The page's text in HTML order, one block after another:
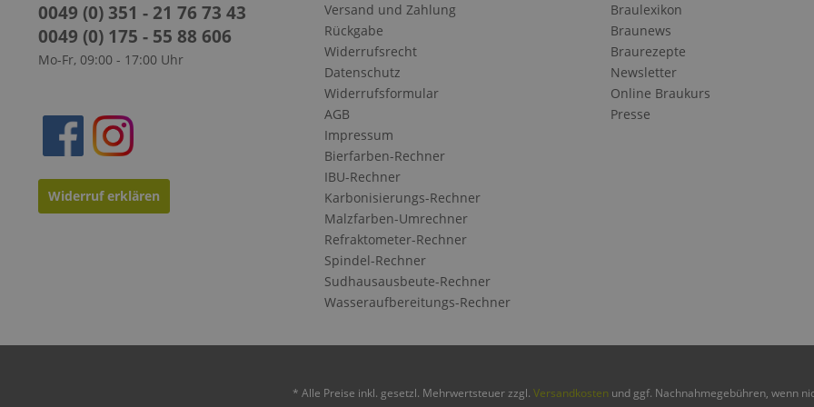
0049 (0) 351 - 21 76 73 43
0049 (0) 175 - 55 88 606
Mo-Fr, 09:00 - 17:00 Uhr
Widerruf erklären
Versand und Zahlung
Rückgabe
Widerrufsrecht
Datenschutz
Widerrufsformular
AGB
Impressum
Bierfarben-Rechner
IBU-Rechner
Karbonisierungs-Rechner
Malzfarben-Umrechner
Refraktometer-Rechner
Spindel-Rechner
Sudhausausbeute-Rechner
Wasseraufbereitungs-Rechner
Braulexikon
Braunews
Braurezepte
Newsletter
Online Braukurs
Presse
* Alle Preise inkl. gesetzl. Mehrwertsteuer zzgl. Versandkosten und ggf. Nachnahmegebühren, wenn